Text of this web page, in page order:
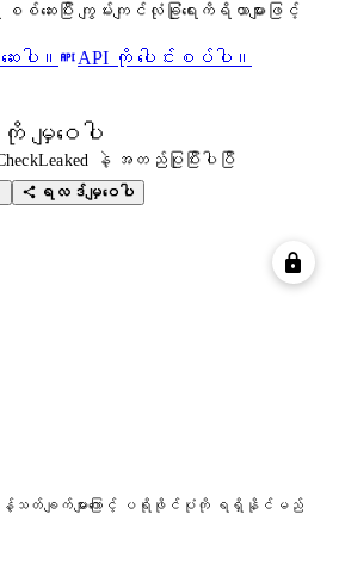
းပြီး ကျွမ်းကျင်လုံခြုံရေးကိရိယာများဖြင့်
ပါ။ API ကို ပေါင်းစပ်ပါ။
မျှဝေပါ
နဲ့ အတည်ပြုပြီးပါပြီ
ရလဒ်မျှဝေပါ
န့်သတ်ချက်များကြောင့် ပရိုဖိုင်ပုံကို ရရှိနိုင်မည်